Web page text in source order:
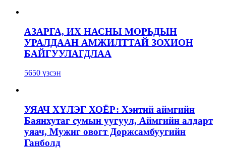
АЗАРГА, ИХ НАСНЫ МОРЬДЫН
УРАЛДААН АМЖИЛТТАЙ ЗОХИОН
БАЙГУУЛАГДЛАА
5650 үзсэн
УЯАЧ ХҮЛЭГ ХОЁР: Хэнтий аймгийн
Баянхутаг сумын уугуул, Аймгийн алдарт
уяач, Мужиг овогт Доржсамбуугийн
Ганболд